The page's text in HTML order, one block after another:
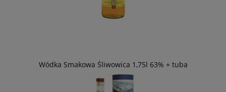
Wódka Smakowa Śliwowica 1,75l 63% + tuba